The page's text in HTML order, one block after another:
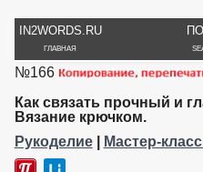
IN2WORDS.RU
ГЛАВНАЯ
РУКОДЕЛИЕ ТОВАРЫ
ИГРЫ
№166
Как связать прочный и
Вязание крючком.
Рукоделие| Мастер-